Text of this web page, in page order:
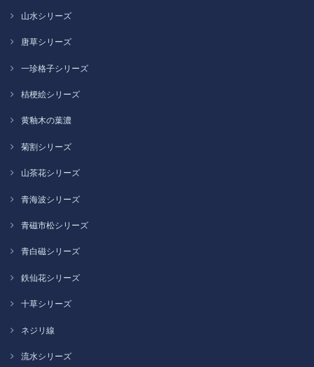
山水シリーズ
唐草シリーズ
一珍格子シリーズ
桔梗絵シリーズ
黄釉木の葉濃
菊割シリーズ
山茶花シリーズ
青海波シリーズ
青磁市松シリーズ
青白磁シリーズ
鉄仙花シリーズ
十草シリーズ
ネジリ線
流水シリーズ